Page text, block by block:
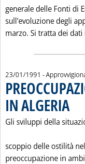
generale delle Fonti di
sull'evoluzione degli
marzo. Si tratta dei
23/01/1991 -
IN ALGERIA
Gli sviluppi della
scoppio delle ostilità
preoccupazione in